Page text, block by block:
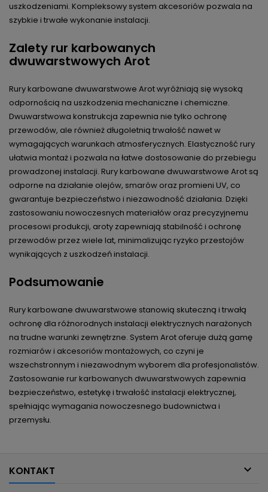
uszkodzeniami. Kompleksowy system akcesoriów pozwala na
szybkie i trwałe wykonanie instalacji.
Zalety rur karbowanych
dwuwarstwowych Arot
Rury karbowane dwuwarstwowe Arot wyróżniają się wysoką
odpornością na uszkodzenia mechaniczne i chemiczne.
Dwuwarstwowa konstrukcja zapewnia nie tylko ochronę
przewodów, ale również długoletnią trwałość nawet w
wymagających warunkach atmosferycznych. Elastyczność rury
ułatwia montaż i pozwala na łatwe dostosowanie do przebiegu
prowadzonej instalacji. Rury karbowane dwuwarstwowe Arot są
odporne na działanie olejów, smarów oraz promieni UV, co
gwarantuje bezpieczeństwo i niezawodność działania. Dzięki
zastosowaniu nowoczesnych materiałów oraz precyzyjnemu
procesowi produkcji, aroty zapewniają stabilność i ochronę
przewodów przez wiele lat, minimalizując ryzyko przestojów
wynikających z uszkodzeń instalacji.
Podsumowanie
Rury karbowane dwuwarstwowe stanowią skuteczną i trwałą
ochronę dla różnorodnych instalacji elektrycznych narażonych
na trudne warunki zewnętrzne. System Arot oferuje dużą gamę
rozmiarów i akcesoriów montażowych, co czyni je
wszechstronnym i niezawodnym wyborem dla profesjonalistów.
Zastosowanie rur karbowanych dwuwarstwowych zapewnia
bezpieczeństwo, estetykę i trwałość instalacji elektrycznej,
spełniając wymagania nowoczesnego budownictwa i
przemysłu.
KONTAKT 